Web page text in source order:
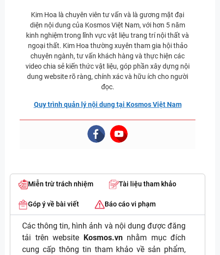
Kim Hoa là chuyên viên tư vấn và là gương mặt đại
diện nội dung của Kosmos Việt Nam, với hơn 5 năm
kinh nghiệm trong lĩnh vực vật liệu trang trí nội thất và
ngoại thất. Kim Hoa thường xuyên tham gia hội thảo
chuyên ngành, tư vấn khách hàng và thực hiện các
video chia sẻ kiến thức vật liệu, góp phần xây dựng nội
dung website rõ ràng, chính xác và hữu ích cho người
đọc.
Quy trình quản lý nội dung tại Kosmos Việt Nam
Miễn trừ trách nhiệm Tài liệu tham khảo
Góp ý về bài viết Báo cáo vi phạm
Các thông tin, hình ảnh và nội dung được đăng
tải trên website Kosmos.vnnhằm mục đích
cung cấp thông tin tham khảo về sản phẩm,